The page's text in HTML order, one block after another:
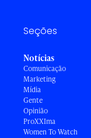
Seções
Notícias
Comunicação
Marketing
Mídia
Gente
Opinião
ProXXIma
Women To Watch